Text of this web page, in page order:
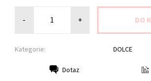
- +
Kategorie: DOLCE
Dotaz